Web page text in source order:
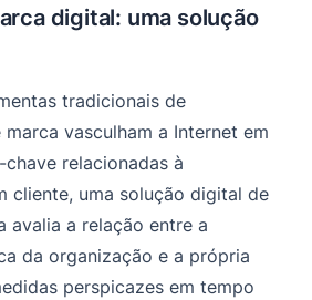
digital: uma solução
tradicionais de
vasculham a Internet em
relacionadas à
cliente, uma solução digital de
avalia a relação entre a
da organização e a própria
perspicazes em tempo